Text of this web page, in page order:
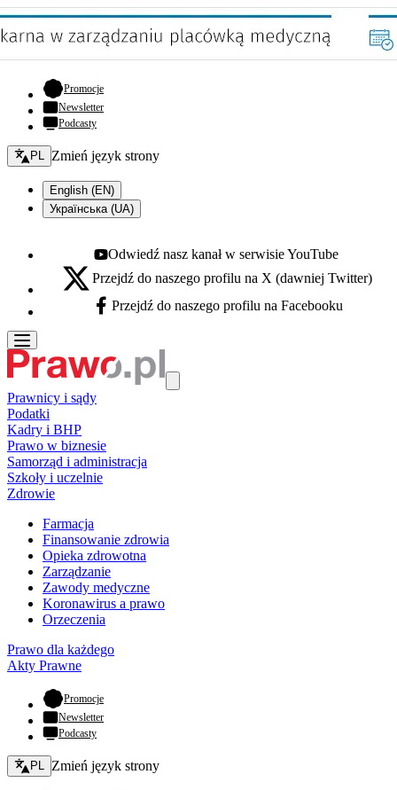
Promocje- otwiera się w nowej karcie
Newsletter
Podcasty
Zmień język - bieżący:
PL Zmień język strony
English (EN)
Українська (UA)
Youtube - otwiera się w nowej karcie
Odwiedź nasz kanał w serwisie YouTube
X - otwiera się w nowej karcie
Przejdź do naszego profilu na X (dawniej Twitter)
Facebook - otwiera się w nowej karcie
Przejdź do naszego profilu na Facebooku
Prawnicy i sądy
Podatki
Kadry i BHP
Prawo w biznesie
Samorząd i administracja
Szkoły i uczelnie
Zdrowie
Farmacja
Finansowanie zdrowia
Opieka zdrowotna
Zarządzanie
Zawody medyczne
Koronawirus a prawo
Orzeczenia
Prawo dla każdego
Akty Prawne
Promocje- otwiera się w nowej karcie
Newsletter
Podcasty
Zmień język - bieżący:
PL Zmień język strony